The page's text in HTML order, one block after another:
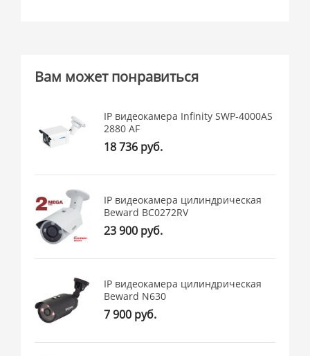
Вам может понравиться
IP видеокамера Infinity SWP-4000AS
2880 AF
18 736 руб.
IP видеокамера цилиндрическая
Beward BC0272RV
23 900 руб.
IP видеокамера цилиндрическая
Beward N630
7 900 руб.